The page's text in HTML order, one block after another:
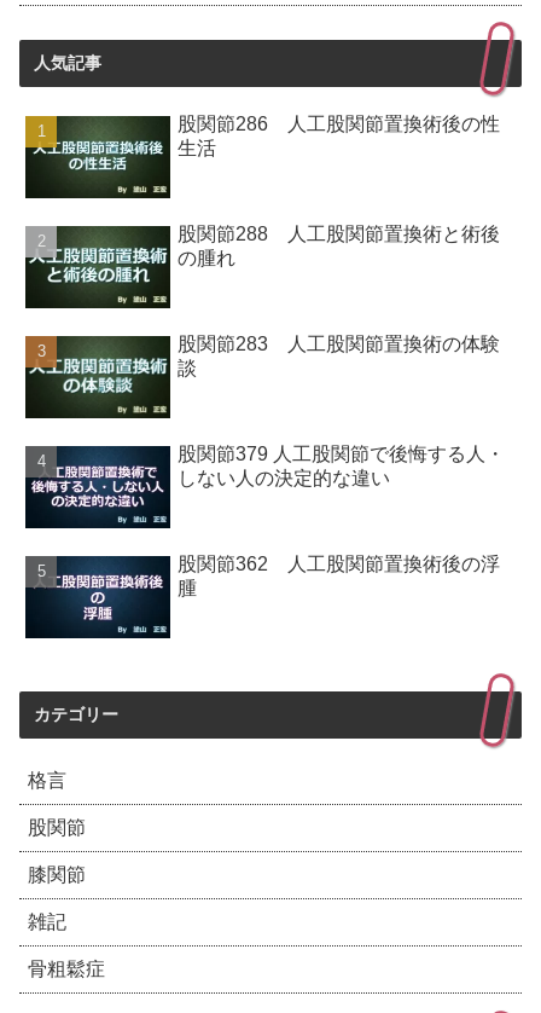
人気記事
股関節286 人工股関節置換術後の性
生活
股関節288 人工股関節置換術と術後
の腫れ
股関節283 人工股関節置換術の体験
談
股関節379 人工股関節で後悔する人・
しない人の決定的な違い
股関節362 人工股関節置換術後の浮
腫
カテゴリー
格言
股関節
膝関節
雑記
骨粗鬆症